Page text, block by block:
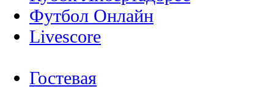
Футбол Онлайн
Livescore
Гостевая